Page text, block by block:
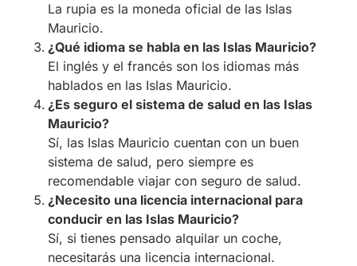
La rupia es la moneda oficial de las Islas
Mauricio.
¿Qué idioma se habla en las Islas Mauricio?
El inglés y el francés son los idiomas más
hablados en las Islas Mauricio.
¿Es seguro el sistema de salud en las Islas
Mauricio?
Sí, las Islas Mauricio cuentan con un buen
sistema de salud, pero siempre es
recomendable viajar con seguro de salud.
¿Necesito una licencia internacional para
conducir en las Islas Mauricio?
Sí, si tienes pensado alquilar un coche,
necesitarás una licencia internacional.